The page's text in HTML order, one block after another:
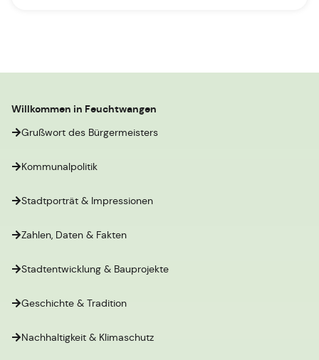
Willkommen in Feuchtwangen
Grußwort des Bürgermeisters
Kommunalpolitik
Stadtporträt & Impressionen
Zahlen, Daten & Fakten
Stadtentwicklung & Bauprojekte
Geschichte & Tradition
Nachhaltigkeit & Klimaschutz